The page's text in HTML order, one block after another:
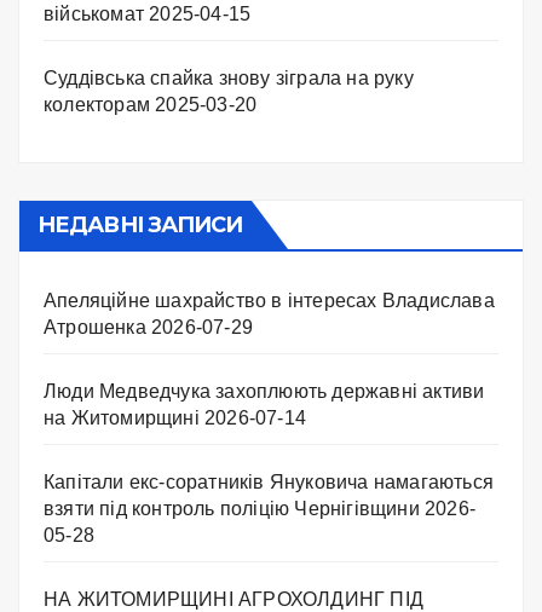
військомат 2025-04-15
Суддівська спайка знову зіграла на руку
колекторам 2025-03-20
НЕДАВНІ ЗАПИСИ
Апеляційне шахрайство в інтересах Владислава
Атрошенка 2026-07-29
Люди Медведчука захоплюють державні активи
на Житомирщині 2026-07-14
Капітали екс-соратників Януковича намагаються
взяти під контроль поліцію Чернігівщини 2026-
05-28
НА ЖИТОМИРЩИНІ АГРОХОЛДИНГ ПІД